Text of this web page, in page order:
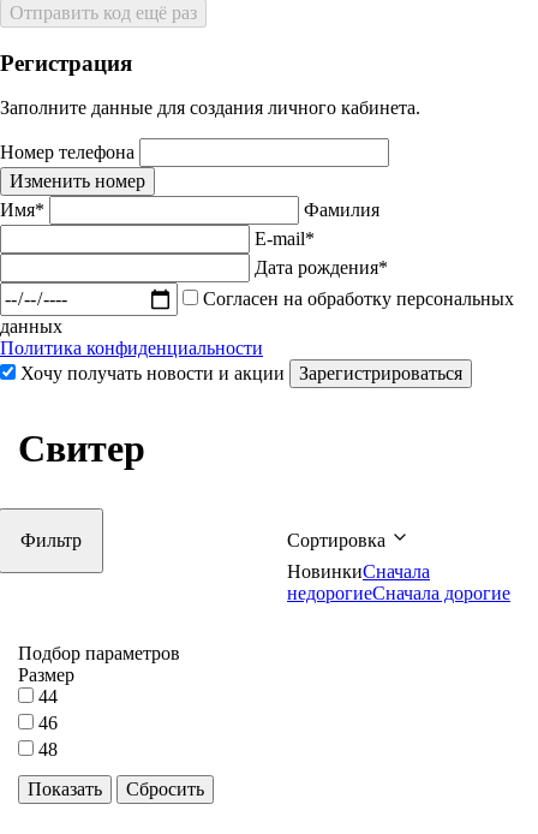
Отправить код ещё раз
Регистрация
Заполните данные для создания личного кабинета.
Номер телефона
Изменить номер
Имя*
Фамилия
E-mail*
Дата рождения*
Согласен на обработку персональных
данных
Политика конфиденциальности
Хочу получать новости и акции
Зарегистрироваться
Свитер
Фильтр
Сортировка
НовинкиСначала
недорогиеСначала дорогие
Подбор параметров
Размер
44
46
48